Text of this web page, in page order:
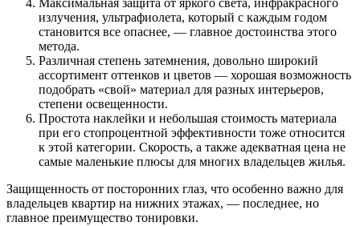
Максимальная защита от яркого света, инфракрасного
излучения, ультрафиолета, который с каждым годом
становится все опаснее, — главное достоинства этого
метода.
Различная степень затемнения, довольно широкий
ассортимент оттенков и цветов — хорошая возможность
подобрать «свой» материал для разных интерьеров,
степени освещенности.
Простота наклейки и небольшая стоимость материала
при его стопроцентной эффективности тоже относится
к этой категории. Скорость, а также адекватная цена не
самые маленькие плюсы для многих владельцев жилья.
Защищенность от посторонних глаз, что особенно важно для
владельцев квартир на нижних этажах, — последнее, но
главное преимущество тонировки.